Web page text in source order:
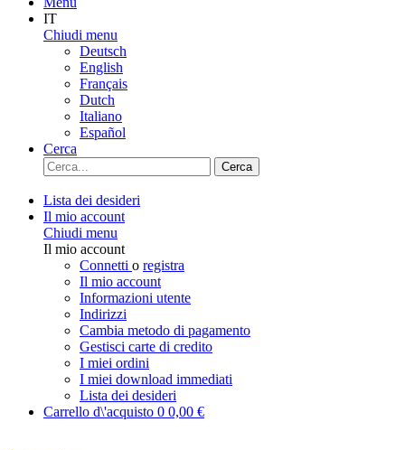
IT
Chiudi menu
Deutsch
English
Français
Dutch
Italiano
Español
Cerca
Cerca
Lista dei desideri
Il mio account
Chiudi menu
Il mio account
Connetti o registra
Il mio account
Informazioni utente
Indirizzi
Cambia metodo di pagamento
Gestisci carte di credito
I miei ordini
I miei download immediati
Lista dei desideri
Carrello d\'acquisto 0 0,00 €